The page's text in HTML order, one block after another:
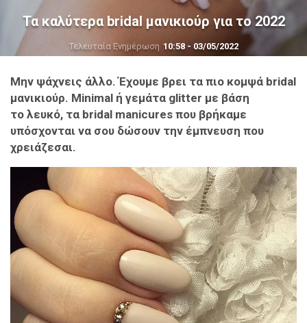
Τα καλύτερα bridal μανικιούρ για το 2022
Τελευταία Ενημέρωση 10:58 - 03/05/2022
Mην ψάχνεις άλλο. Έχουμε βρει τα πιο κομψά bridal
μανικιούρ. Minimal ή γεμάτα glitter με βάση
το λευκό, τα bridal manicures που βρήκαμε
υπόσχονται να σου δώσουν την έμπνευση που
χρειάζεσαι.